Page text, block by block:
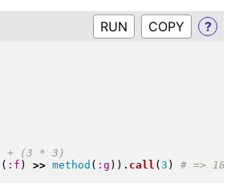
RUN ?
( :f ) >> method ( :g ) ) . call (3 )